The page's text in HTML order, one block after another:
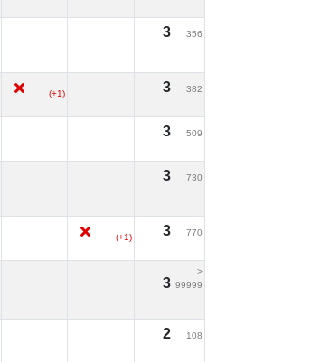
3 356
(+1)
3 382
3 509
3 730
(+1)
3 770
3
>
99999
2 108